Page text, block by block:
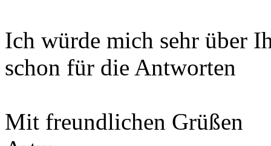
Ich würde mich sehr über
schon für die Antworten
Mit freundlichen Grüßen